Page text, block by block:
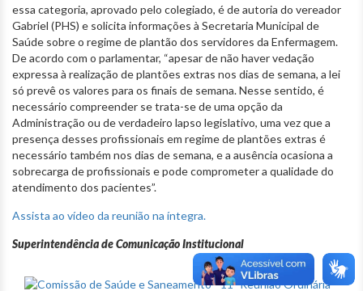
essa categoria, aprovado pelo colegiado, é de autoria do vereador
Gabriel (PHS) e solicita informações à Secretaria Municipal de
Saúde sobre o regime de plantão dos servidores da Enfermagem.
De acordo com o parlamentar, “apesar de não haver vedação
expressa à realização de plantões extras nos dias de semana, a lei
só prevê os valores para os finais de semana. Nesse sentido, é
necessário compreender se trata-se de uma opção da
Administração ou de verdadeiro lapso legislativo, uma vez que a
presença desses profissionais em regime de plantões extras é
necessário também nos dias de semana, e a ausência ocasiona a
sobrecarga de profissionais e pode comprometer a qualidade do
atendimento dos pacientes”.
Assista ao vídeo da reunião na íntegra.
Superintendência de Comunicação Institucional